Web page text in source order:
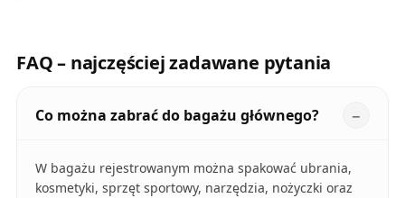
FAQ – najczęściej zadawane pytania
Co można zabrać do bagażu głównego?
W bagażu rejestrowanym można spakować ubrania,
kosmetyki, sprzęt sportowy, narzędzia, nożyczki oraz